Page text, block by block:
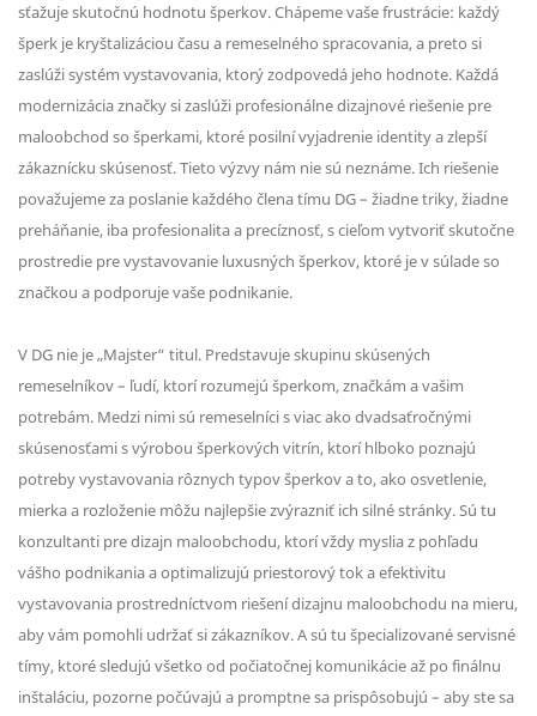
sťažuje skutočnú hodnotu šperkov. Chápeme vaše frustrácie: každý
šperk je kryštalizáciou času a remeselného spracovania, a preto si
zaslúži systém vystavovania, ktorý zodpovedá jeho hodnote. Každá
modernizácia značky si zaslúži profesionálne dizajnové riešenie pre
maloobchod so šperkami, ktoré posilní vyjadrenie identity a zlepší
zákaznícku skúsenosť. Tieto výzvy nám nie sú neznáme. Ich riešenie
považujeme za poslanie každého člena tímu DG – žiadne triky, žiadne
preháňanie, iba profesionalita a precíznosť, s cieľom vytvoriť skutočne
prostredie pre vystavovanie luxusných šperkov, ktoré je v súlade so
značkou a podporuje vaše podnikanie.
V DG nie je „Majster“ titul. Predstavuje skupinu skúsených
remeselníkov – ľudí, ktorí rozumejú šperkom, značkám a vašim
potrebám. Medzi nimi sú remeselníci s viac ako dvadsaťročnými
skúsenosťami s výrobou šperkových vitrín, ktorí hlboko poznajú
potreby vystavovania rôznych typov šperkov a to, ako osvetlenie,
mierka a rozloženie môžu najlepšie zvýrazniť ich silné stránky. Sú tu
konzultanti pre dizajn maloobchodu, ktorí vždy myslia z pohľadu
vášho podnikania a optimalizujú priestorový tok a efektivitu
vystavovania prostredníctvom riešení dizajnu maloobchodu na mieru,
aby vám pomohli udržať si zákazníkov. A sú tu špecializované servisné
tímy, ktoré sledujú všetko od počiatočnej komunikácie až po finálnu
inštaláciu, pozorne počúvajú a promptne sa prispôsobujú – aby ste sa